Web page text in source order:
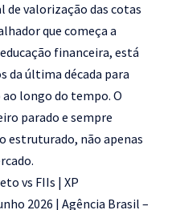
de valorização das cotas
que começa a
financeira, está
da última década para
longo do tempo. O
parado e sempre
estruturado, não apenas
vs FIIs | XP
2026 | Agência Brasil –